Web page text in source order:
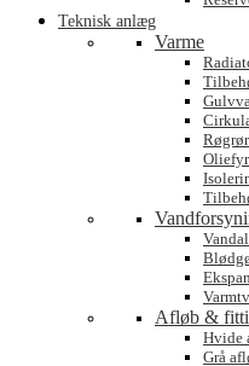
Teknisk anlæg
Varme
Oliefyr
Afløb &
Hvide
Grå